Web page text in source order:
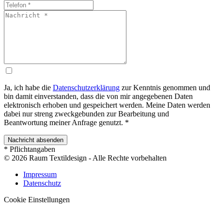
Ja, ich habe die Datenschutzerklärung zur Kenntnis genommen und
bin damit einverstanden, dass die von mir angegebenen Daten
elektronisch erhoben und gespeichert werden. Meine Daten werden
dabei nur streng zweckgebunden zur Bearbeitung und
Beantwortung meiner Anfrage genutzt. *
* Pflichtangaben
© 2026 Raum Textildesign - Alle Rechte vorbehalten
Impressum
Datenschutz
Cookie Einstellungen